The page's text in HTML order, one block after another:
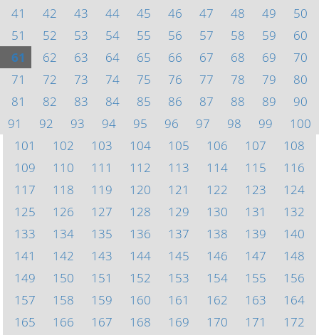
41
42 43 44 45 46 47 48 49
50
51
52 53 54 55 56 57 58 59
60
61
62 63 64 65 66 67 68 69
70
71
72 73 74 75 76 77 78 79
80
81
82 83 84 85 86 87 88 89
90
91
92 93 94 95 96 97 98 99
100
101
102 103 104 105 106 107
108
109
110 111 112 113 114 115
116
117
118 119 120 121 122 123
124
125
126 127 128 129 130 131
132
133
134 135 136 137 138 139
140
141
142 143 144 145 146 147
148
149
150 151 152 153 154 155
156
157
158 159 160 161 162 163
164
165
166 167 168 169 170 171
172